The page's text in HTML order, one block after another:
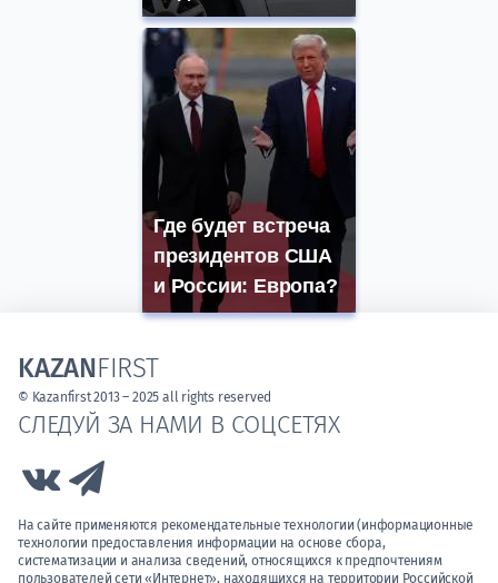
Где будет встреча
президентов США
и России: Европа?
СЛЕДУЙ ЗА НАМИ В СОЦСЕТЯХ
Link to Vk
На сайте применяются рекомендательные технологии (информационные
технологии предоставления информации на основе сбора,
систематизации и анализа сведений, относящихся к предпочтениям
пользователей сети «Интернет», находящихся на территории Российской
KAZANFIRST
© Kazanfirst 2013 – 2025 all rights reserved